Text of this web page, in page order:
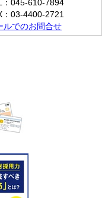
：045-610-7894
：03-4400-2721
ルでのお問合せ